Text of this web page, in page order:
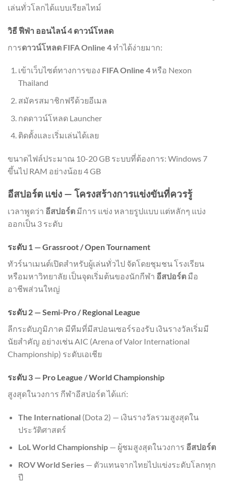
เล่นทั่วโลกได้แบบเรียลไทม์
วิธี ฟีฟ่า ออนไลน์ 4 ดาวน์โหลด
การดาวน์โหลด FIFA Online 4ทำได้ง่ายมาก:
เข้าเว็บไซต์ทางการของ FIFA Online 4หรือ Nexon
Thailand
สมัครสมาชิกฟรีด้วยอีเมล
กดดาวน์โหลด Launcher
ติดตั้งและเริ่มเล่นได้เลย
ขนาดไฟล์ประมาณ 10-20 GB ระบบที่ต้องการ: Windows 7
ขึ้นไป RAM อย่างน้อย 4 GB
อีสปอร์ต แข่ง — โครงสร้างการแข่งขันที่ควรรู้
เวลาพูดว่า อีสปอร์ต มีการ แข่ง หลายรูปแบบ แต่หลักๆ แบ่ง
ออกเป็น 3 ระดับ
ระดับ 1 — Grassroot / Open Tournament
ทัวร์นาเมนต์เปิดสำหรับผู้เล่นทั่วไป จัดโดยชุมชน โรงเรียน
หรือมหาวิทยาลัย เป็นจุดเริ่มต้นของนักกีฬา อีสปอร์ต มือ
อาชีพส่วนใหญ่
ระดับ 2 — Semi-Pro / Regional League
ลีกระดับภูมิภาค มีทีมที่มีสปอนเซอร์รองรับ เงินรางวัลเริ่มมี
นัยสำคัญ อย่างเช่น AIC (Arena of Valor International
Championship) ระดับเอเชีย
ระดับ 3 — Pro League / World Championship
สูงสุดในวงการ กีฬาอีสปอร์ต ได้แก่:
The International (Dota 2) — เงินรางวัลรวมสูงสุดใน
ประวัติศาสตร์
LoL World Championship— ผู้ชมสูงสุดในวงการ อีสปอร์ต
ROV World Series— ตัวแทนจากไทยไปแข่งระดับโลกทุก
ปี